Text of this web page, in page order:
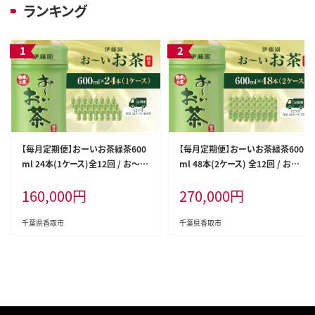
ランキング
【毎月定期便】おーいお茶緑茶600
ml 24本(1ケース)全12回 / お～い
トル飲料 ペットボトル ケース 箱買
い 箱 常備 常温 備蓄 防災 まとめ
買い 飲料 ソフトドリンク 送料無料
160,000円
千葉県香取市
【毎月定期便】おーいお茶緑茶600
ml 48本(2ケース) 全12回 / お～
ボトル飲料 ペットボトル ケース 箱
買い 箱 常備 常温 備蓄 防災 まと
め買い 飲料 ソフトドリンク 送料無
270,000円
千葉県香取市